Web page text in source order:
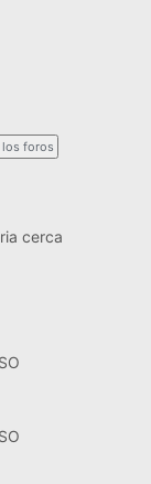
cerca